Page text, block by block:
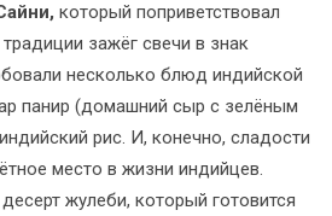
который поприветствовал
зажёг свечи в знак
несколько блюд индийской
панир (домашний сыр с зелёным
рис. И, конечно, сладости
место в жизни индийцев.
жулеби, который готовится